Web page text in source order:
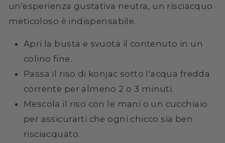
un'esperienza gustativa neutra, un risciacquo
meticoloso è indispensabile.
Apri la busta e svuota il contenuto in un
colino fine.
Passa il riso di konjac sotto l'acqua fredda
corrente per almeno 2 o 3 minuti.
Mescola il riso con le mani o un cucchiaio
per assicurarti che ogni chicco sia ben
risciacquato.